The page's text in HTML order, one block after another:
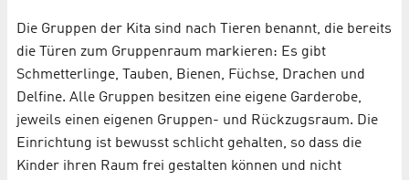
Die Gruppen der Kita sind nach Tieren benannt, die bereits
die Türen zum Gruppenraum markieren: Es gibt
Schmetterlinge, Tauben, Bienen, Füchse, Drachen und
Delfine. Alle Gruppen besitzen eine eigene Garderobe,
jeweils einen eigenen Gruppen- und Rückzugsraum. Die
Einrichtung ist bewusst schlicht gehalten, so dass die
Kinder ihren Raum frei gestalten können und nicht